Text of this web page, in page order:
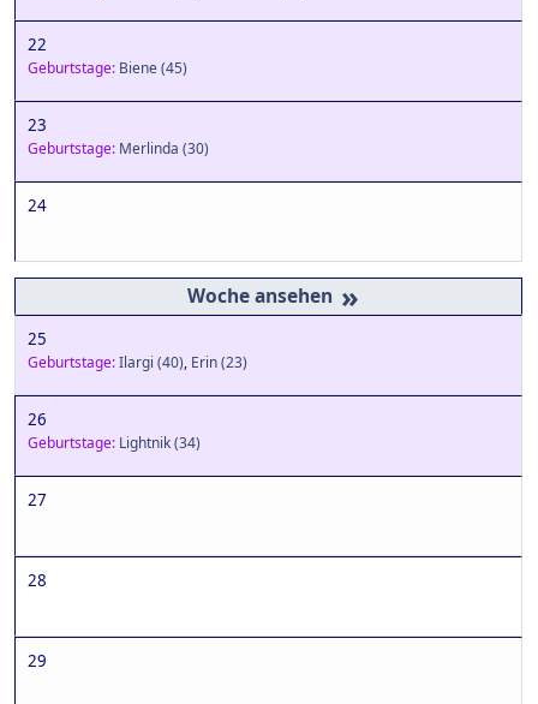
22
Geburtstage: Biene(45)
23
Geburtstage: Merlinda (30)
24
»
25
Geburtstage:Ilargi (40), Erin(23)
26
Geburtstage: Lightnik(34)
27
28
29